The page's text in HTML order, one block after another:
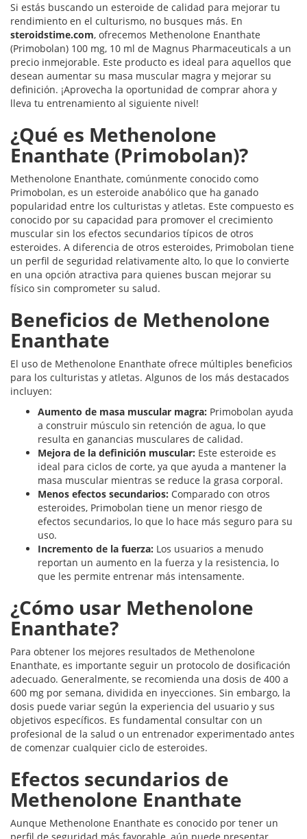
Si estás buscando un esteroide de calidad para mejorar tu
rendimiento en el culturismo, no busques más. En
steroidstime.com, ofrecemos Methenolone Enanthate
(Primobolan) 100 mg, 10 ml de Magnus Pharmaceuticals a un
precio inmejorable. Este producto es ideal para aquellos que
desean aumentar su masa muscular magra y mejorar su
definición. ¡Aprovecha la oportunidad de comprar ahora y
lleva tu entrenamiento al siguiente nivel!
¿Qué es Methenolone
Enanthate (Primobolan)?
Methenolone Enanthate, comúnmente conocido como
Primobolan, es un esteroide anabólico que ha ganado
popularidad entre los culturistas y atletas. Este compuesto es
conocido por su capacidad para promover el crecimiento
muscular sin los efectos secundarios típicos de otros
esteroides. A diferencia de otros esteroides, Primobolan tiene
un perfil de seguridad relativamente alto, lo que lo convierte
en una opción atractiva para quienes buscan mejorar su
físico sin comprometer su salud.
Beneficios de Methenolone
Enanthate
El uso de Methenolone Enanthate ofrece múltiples beneficios
para los culturistas y atletas. Algunos de los más destacados
incluyen:
Aumento de masa muscular magra: Primobolan ayuda
a construir músculo sin retención de agua, lo que
resulta en ganancias musculares de calidad.
Mejora de la definición muscular: Este esteroide es
ideal para ciclos de corte, ya que ayuda a mantener la
masa muscular mientras se reduce la grasa corporal.
Menos efectos secundarios: Comparado con otros
esteroides, Primobolan tiene un menor riesgo de
efectos secundarios, lo que lo hace más seguro para su
uso.
Incremento de la fuerza: Los usuarios a menudo
reportan un aumento en la fuerza y la resistencia, lo
que les permite entrenar más intensamente.
¿Cómo usar Methenolone
Enanthate?
Para obtener los mejores resultados de Methenolone
Enanthate, es importante seguir un protocolo de dosificación
adecuado. Generalmente, se recomienda una dosis de 400 a
600 mg por semana, dividida en inyecciones. Sin embargo, la
dosis puede variar según la experiencia del usuario y sus
objetivos específicos. Es fundamental consultar con un
profesional de la salud o un entrenador experimentado antes
de comenzar cualquier ciclo de esteroides.
Efectos secundarios de
Methenolone Enanthate
Aunque Methenolone Enanthate es conocido por tener un